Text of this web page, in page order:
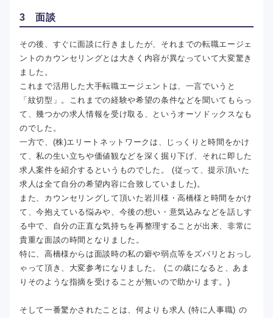
3 面談
その後、すぐに面談に行きましたが、それまでの転職エージェ
ントのカウンセリングとは大きく内容が異なっていて大変驚き
ました。
これまで活用した大手転職エージェントは、一言でいうと
「紋切型」。これまでの経験や希望の条件などを聞いてもらっ
て、幾つかの求人情報を受け取る、というオーソドックスなも
のでした。
一方で、(株)エリートネットワークは、じっくりと時間をかけ
て、私の生い立ちや価値観などを深く掘り下げ、それに即した
求人案件を紹介するというものでした。 (従って、提示頂いた
求人は全て自分の希望内容に合致していました)。
また、カウンセリングして頂いた岩川様・高橋様と時間をかけ
て、今抱えている悩みや、今後の想い・意気込みなどを話しす
る中で、自分の正直な気持ちを再整理することが出来、非常に
貴重な面談の時間となりました。
特に、高橋様からは面談時の私の癖や弱点等をズバリとおっし
ゃって頂き、大変参考になりました。 (この歳になると、あま
りそのような指摘を受けることが無いので助かります。)
そして一番驚かされたことは、何よりも求人 (特に人事職) の